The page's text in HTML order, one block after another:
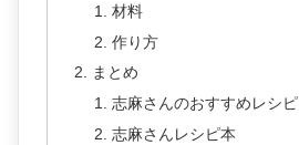
材料
作り方
まとめ
志麻さんのおすすめレシピ
志麻さんレシピ本